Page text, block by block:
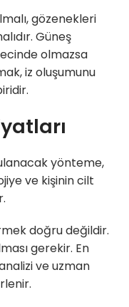
gözenekleri
Güneş
olmazsa
iz oluşumunu
yönteme,
ve kişinin cilt
doğru değildir.
gerekir. En
ve uzman